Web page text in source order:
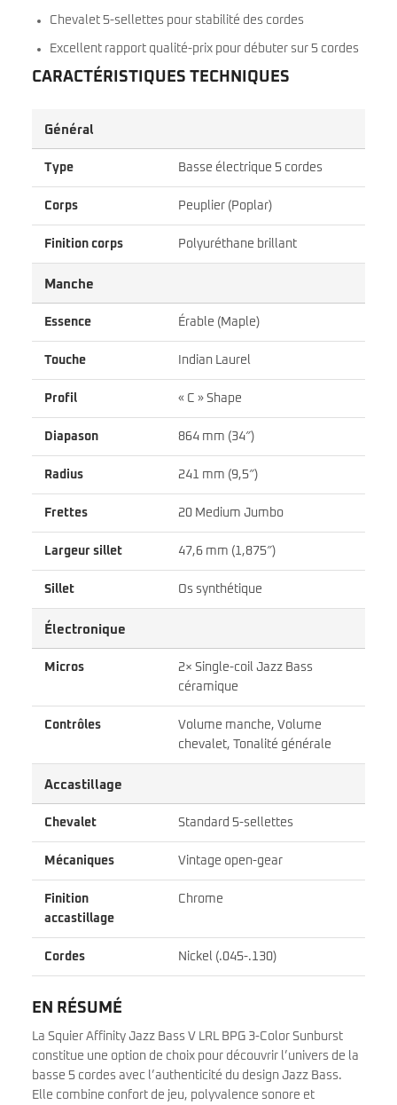
Chevalet 5-sellettes pour stabilité des cordes
Excellent rapport qualité-prix pour débuter sur 5 cordes
CARACTÉRISTIQUES TECHNIQUES
Général
Type Basse électrique 5 cordes
Corps Peuplier (Poplar)
Finition corps Polyuréthane brillant
Manche
Essence Érable (Maple)
Touche Indian Laurel
Profil « C » Shape
Diapason 864 mm (34″)
Radius 241 mm (9,5″)
Frettes 20 Medium Jumbo
Largeur sillet 47,6 mm (1,875″)
Sillet Os synthétique
Électronique
Micros
2× Single-coil Jazz Bass
céramique
Contrôles
Volume manche, Volume
chevalet, Tonalité générale
Accastillage
Chevalet Standard 5-sellettes
Mécaniques Vintage open-gear
Finition
accastillage
Chrome
Cordes Nickel (.045-.130)
EN RÉSUMÉ
La Squier Affinity Jazz Bass V LRL BPG 3-Color Sunburst
constitue une option de choix pour découvrir l’univers de la
basse 5 cordes avec l’authenticité du design Jazz Bass.
Elle combine confort de jeu, polyvalence sonore et